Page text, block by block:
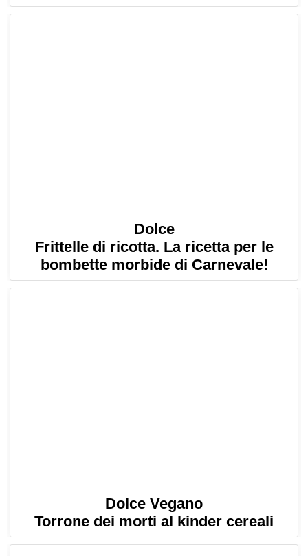
Dolce
Frittelle di ricotta. La ricetta per le
bombette morbide di Carnevale!
Dolce Vegano
Torrone dei morti al kinder cereali